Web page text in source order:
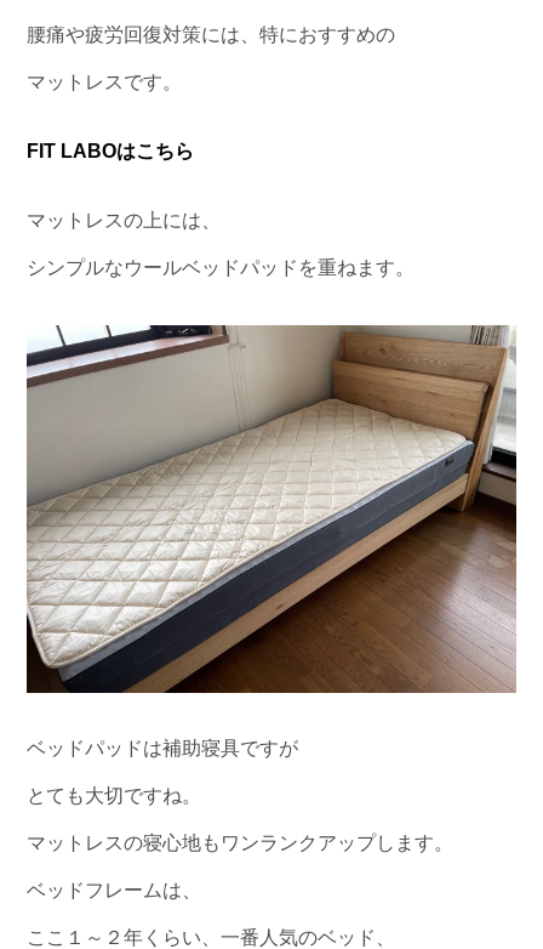
腰痛や疲労回復対策には、特におすすめの
マットレスです。
FIT LABOはこちら
マットレスの上には、
シンプルなウールベッドパッドを重ねます。
ベッドパッドは補助寝具ですが
とても大切ですね。
マットレスの寝心地もワンランクアップします。
ベッドフレームは、
ここ１～２年くらい、一番人気のベッド、